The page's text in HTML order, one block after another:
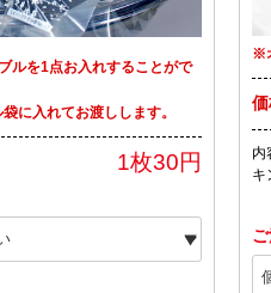
ルを1点お入れすることがで
に入れてお渡しします。
1枚30円
※
内
キ